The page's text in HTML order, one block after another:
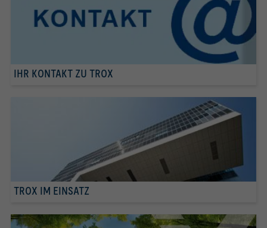
IHR KONTAKT ZU TROX
TROX IM EINSATZ